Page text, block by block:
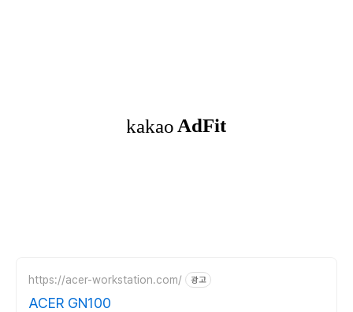
https://acer-workstation.com/ 광고
ACER GN100